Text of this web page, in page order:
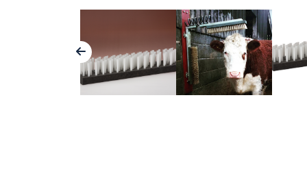
Onkruidborstels Grafische industrie